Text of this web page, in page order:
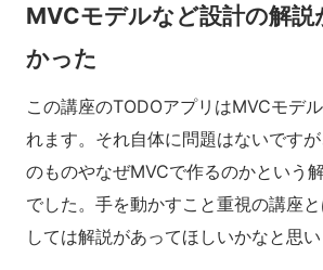
MVCモデルなど設計の解説
かった
この講座のTODOアプリはMVCモデ
れます。それ自体に問題はないです
のものやなぜMVCで作るのかという
でした。手を動かすこと重視の講座
しては解説があってほしいかなと思い